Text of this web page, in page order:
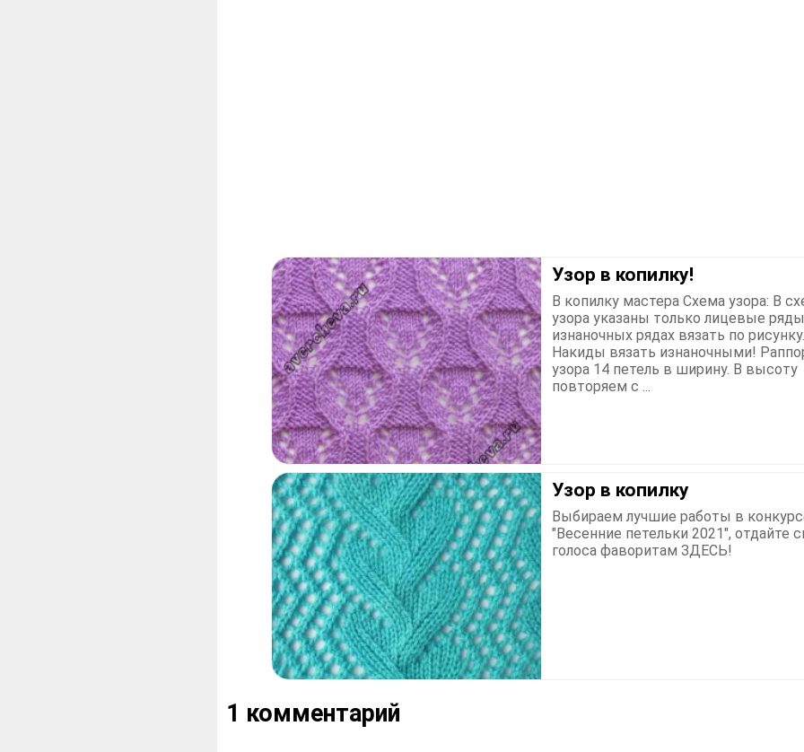
Узор в копилку!
В копилку мастера Схема узора: В
узора указаны только лицевые
изнаночных рядах вязать по рисунку.
Накиды вязать изнаночными!
узора 14 петель в ширину. В высоту
повторяем с ...
Узор в копилку
Выбираем лучшие работы в
"Весенние петельки 2021", отдайте
голоса фаворитам ЗДЕСЬ!
1 комментарий